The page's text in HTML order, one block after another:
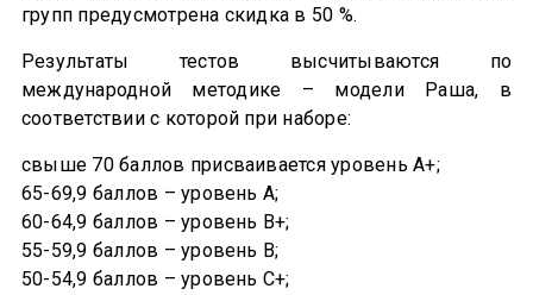
групп предусмотрена скидка в 50 %.
Результаты тестов высчитываются по
международной методике – модели Раша, в
соответствии с которой при наборе:
свыше 70 баллов присваивается уровень А+;
65-69,9 баллов – уровень А;
60-64,9 баллов – уровень В+;
55-59,9 баллов – уровень В;
50-54,9 баллов – уровень С+;